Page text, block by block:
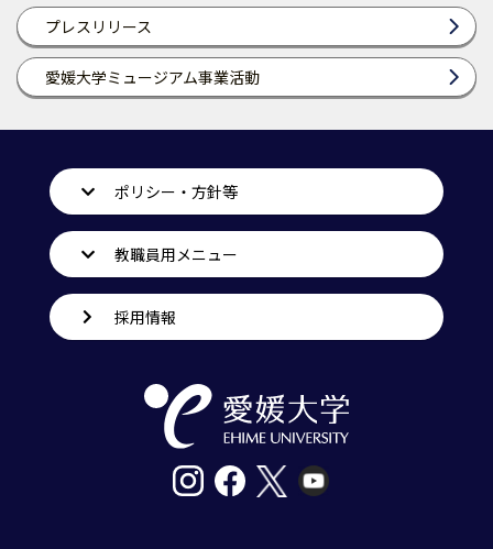
プレスリリース
愛媛大学ミュージアム事業活動
ポリシー・方針等
教職員用メニュー
採用情報